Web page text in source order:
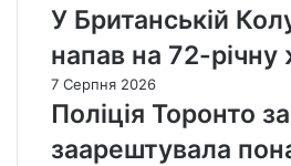
У Британській
напав на 72-річну
7 Серпня 2026
Поліція Торонто
заарештувала